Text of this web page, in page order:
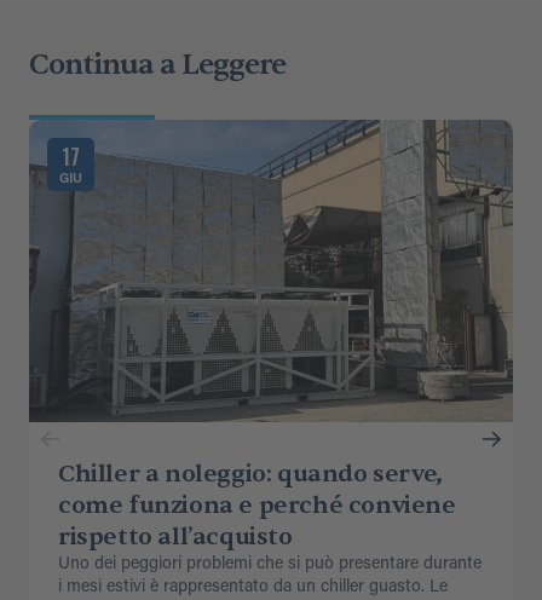
Continua a Leggere
17
GIU
Chiller a noleggio: quando serve,
come funziona e perché conviene
rispetto all’acquisto
Uno dei peggiori problemi che si può presentare durante
i mesi estivi è rappresentato da un chiller guasto. Le